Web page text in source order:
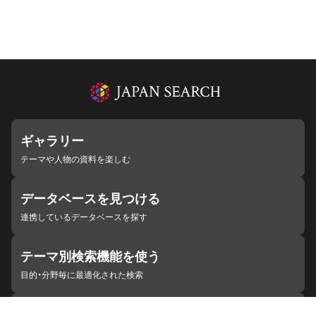
ギャラリー
テーマや人物の資料を楽しむ
データベースを見つける
連携しているデータベースを探す
テーマ別検索機能を使う
目的・分野毎に最適化された検索